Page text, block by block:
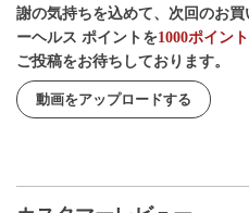
謝の気持ちを込めて、次回のお
ーヘルス ポイントを1000ポイン
ご投稿をお待ちしております。
動画をアップロードする